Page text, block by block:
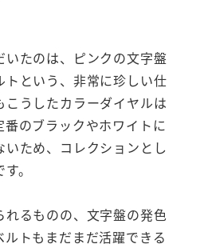
たのは、ピンクの文字盤
トという、非常に珍しい仕
うしたカラーダイヤルは
のブラックやホワイトに
いため、コレクションとし
。
るものの、文字盤の発色
トもまだまだ活躍できる